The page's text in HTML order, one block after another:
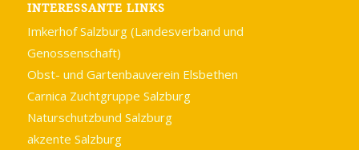
INTERESSANTE LINKS
Imkerhof Salzburg (Landesverband und
Genossenschaft)
Obst- und Gartenbauverein Elsbethen
Carnica Zuchtgruppe Salzburg
Naturschutzbund Salzburg
akzente Salzburg